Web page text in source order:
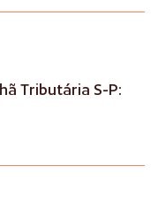
Tributária S-P: